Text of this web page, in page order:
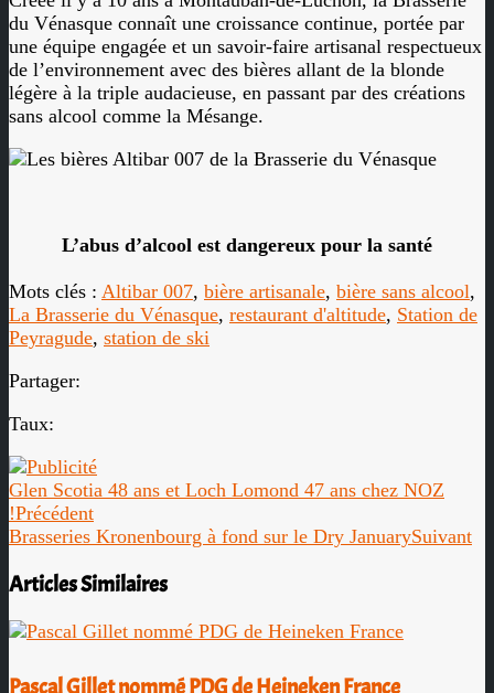
du Vénasque connaît une croissance continue, portée par
une équipe engagée et un savoir-faire artisanal respectueux
de l’environnement avec des bières allant de la blonde
légère à la triple audacieuse, en passant par des créations
sans alcool comme la Mésange.
L’abus d’alcool est dangereux pour la santé
Mots clés : Altibar 007, bière artisanale, bière sans alcool,
La Brasserie du Vénasque, restaurant d'altitude, Station de
Peyragude, station de ski
Partager:
Taux:
Glen Scotia 48 ans et Loch Lomond 47 ans chez NOZ
!Précédent
Brasseries Kronenbourg à fond sur le Dry JanuarySuivant
Articles Similaires
Pascal Gillet nommé PDG de Heineken France